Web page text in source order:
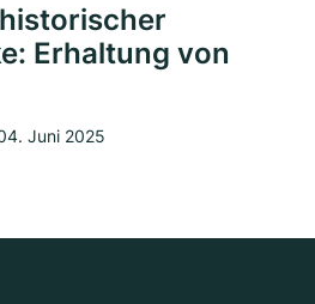
Erhaltung von
Juni 2025